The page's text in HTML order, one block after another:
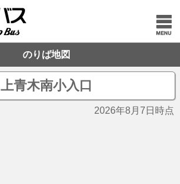
のりば地図
上青木南小入口
2026年8月7日時点